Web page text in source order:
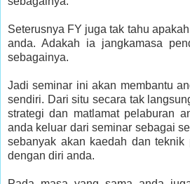
Seterusnya FY juga tak tahu
anda. Adakah ia jangkamasa
sebagainya.
Jadi seminar ini akan membantu
sendiri. Dari situ secara tak
strategi dan matlamat pelaburan
anda keluar dari seminar sebagai
sebanyak akan kaedah dan teknik
dengan diri anda.